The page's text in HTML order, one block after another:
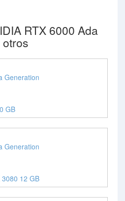
RTX 6000 Ada
Generation
GB
Generation
12 GB